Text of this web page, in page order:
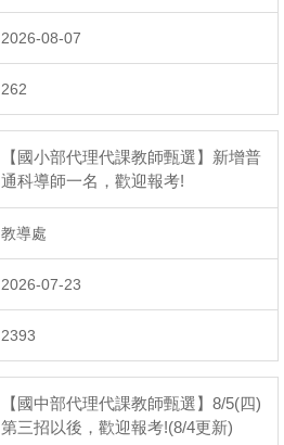
2026-08-07
262
【國小部代理代課教師甄選】新增普
通科導師一名，歡迎報考!
教導處
2026-07-23
2393
【國中部代理代課教師甄選】8/5(四)
第三招以後，歡迎報考!(8/4更新)